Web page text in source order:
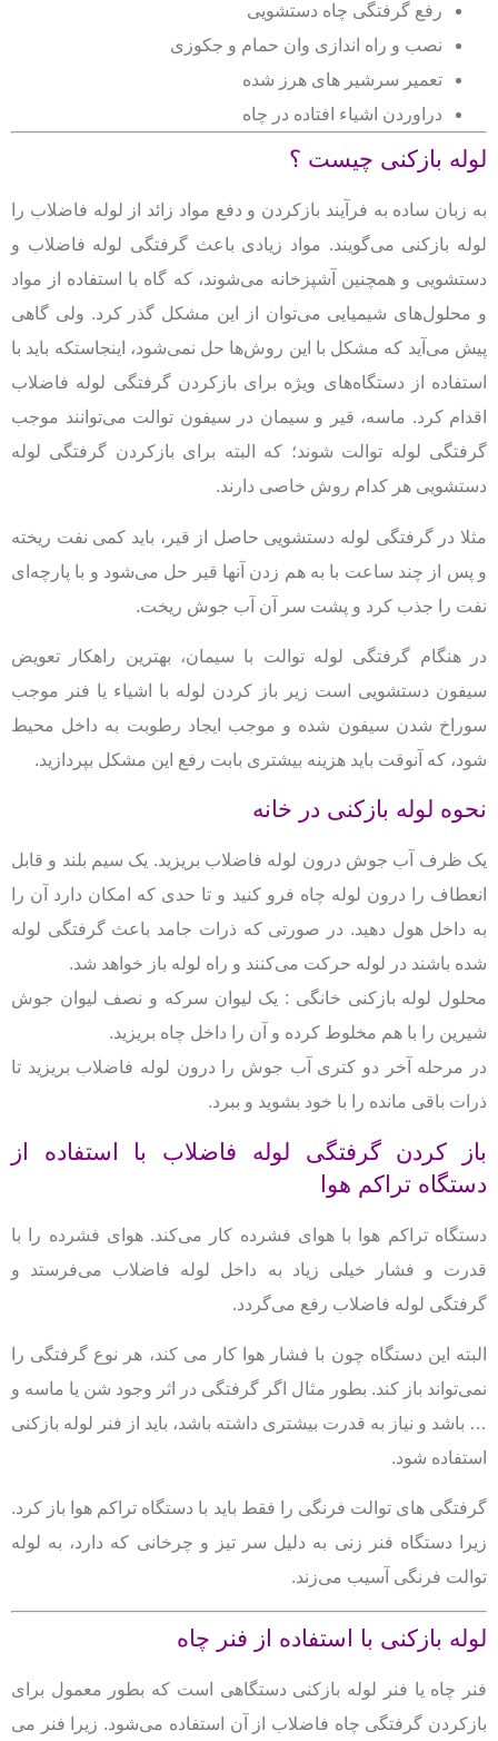
رفع گرفتگی چاه دستشویی
نصب و راه اندازی وان حمام و جکوزی
تعمیر سرشیر های هرز شده
دراوردن اشیاء افتاده در چاه
لوله بازکنی چیست ؟
به زبان ساده به فرآیند بازکردن و دفع مواد زائد از لوله فاضلاب را
لوله بازکنی می‌گویند. مواد زیادی باعث گرفتگی لوله فاضلاب و
دستشویی و همچنین آشپزخانه می‌شوند، که گاه با استفاده از مواد
و محلول‌های شیمیایی می‌توان از این مشکل گذر کرد. ولی گاهی
پیش می‌آید که مشکل با این روش‌ها حل نمی‌شود، اینجاستکه باید با
استفاده از دستگاه‌های ویژه برای بازکردن گرفتگی لوله فاضلاب
اقدام کرد. ماسه، قیر و سیمان در سیفون توالت می‌توانند موجب
گرفتگی لوله توالت شوند؛ که البته برای بازکردن گرفتگی لوله
دستشویی هر کدام روش خاصی دارند.
مثلا در گرفتگی لوله دستشویی حاصل از قیر، باید کمی نفت ریخته
و پس از چند ساعت با به هم زدن آنها قیر حل می‌شود و با پارچه‌ای
نفت را جذب کرد و پشت سر آن آب جوش ریخت.
در هنگام گرفتگی لوله توالت با سیمان، بهترین راهکار تعویض
سیفون دستشویی است زیر باز کردن لوله با اشیاء یا فنر موجب
سوراخ شدن سیفون شده و موجب ایجاد رطوبت به داخل محیط
شود، که آنوقت باید هزینه بیشتری بابت رفع این مشکل بپردازید.
نحوه لوله بازکنی در خانه
یک ظرف آب جوش درون لوله فاضلاب بریزید. یک سیم بلند و قابل
انعطاف را درون لوله چاه فرو کنید و تا حدی که امکان دارد آن را
به داخل هول دهید. در صورتی که ذرات جامد باعث گرفتگی لوله
شده باشند در لوله حرکت می‌کنند و راه لوله باز خواهد شد.
محلول لوله بازکنی خانگی : یک لیوان سرکه و نصف لیوان جوش
شیرین را با هم مخلوط کرده و آن را داخل چاه بریزید.
در مرحله آخر دو کتری آب جوش را درون لوله فاضلاب بریزید تا
ذرات باقی مانده را با خود بشوید و ببرد.
باز کردن گرفتگی لوله فاضلاب با استفاده از
دستگاه تراکم هوا
دستگاه تراکم هوا با هوای فشرده کار می‌کند.هوای فشرده را با
قدرت و فشار خیلی زیاد به داخل لوله فاضلاب می‌فرستد و
گرفتگی لوله فاضلاب رفع می‌گردد.
البته این دستگاه چون با فشار هوا کار می کند، هر نوع گرفتگی را
نمی‌تواند باز کند. بطور مثال اگر گرفتگی در اثر وجود شن یا ماسه و
… باشد و نیاز به قدرت بیشتری داشته باشد، باید از فنر لوله بازکنی
استفاده شود.
گرفتگی های توالت فرنگی را فقط باید با دستگاه تراکم هوا باز کرد.
زیرا دستگاه فنر زنی به دلیل سر تیز و چرخانی که دارد، به لوله
توالت فرنگی آسیب می‌زند.
لوله بازکنی با استفاده از فنر چاه
فنر چاه یا فنر لوله بازکنی دستگاهی است که بطور معمول برای
بازکردن گرفتگی چاه فاضلاب از آن استفاده می‌شود. زیرا فنر می